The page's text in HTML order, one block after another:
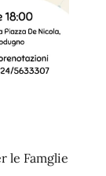
le Famglie